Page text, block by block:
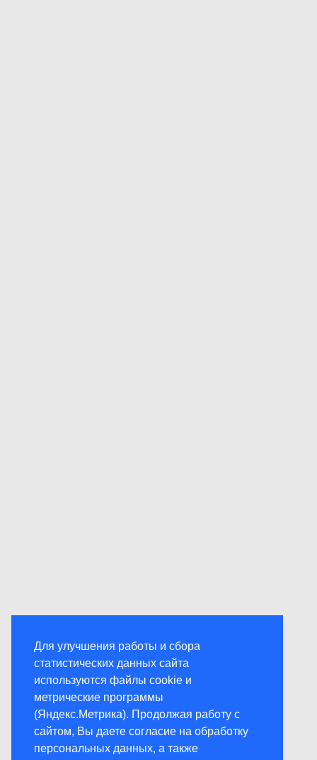
Для улучшения работы и сбора
статистических данных сайта
используются файлы cookie и
метрические программы
(Яндекс.Метрика). Продолжая работу с
сайтом, Вы даете согласие на обработку
персональных данных, а также